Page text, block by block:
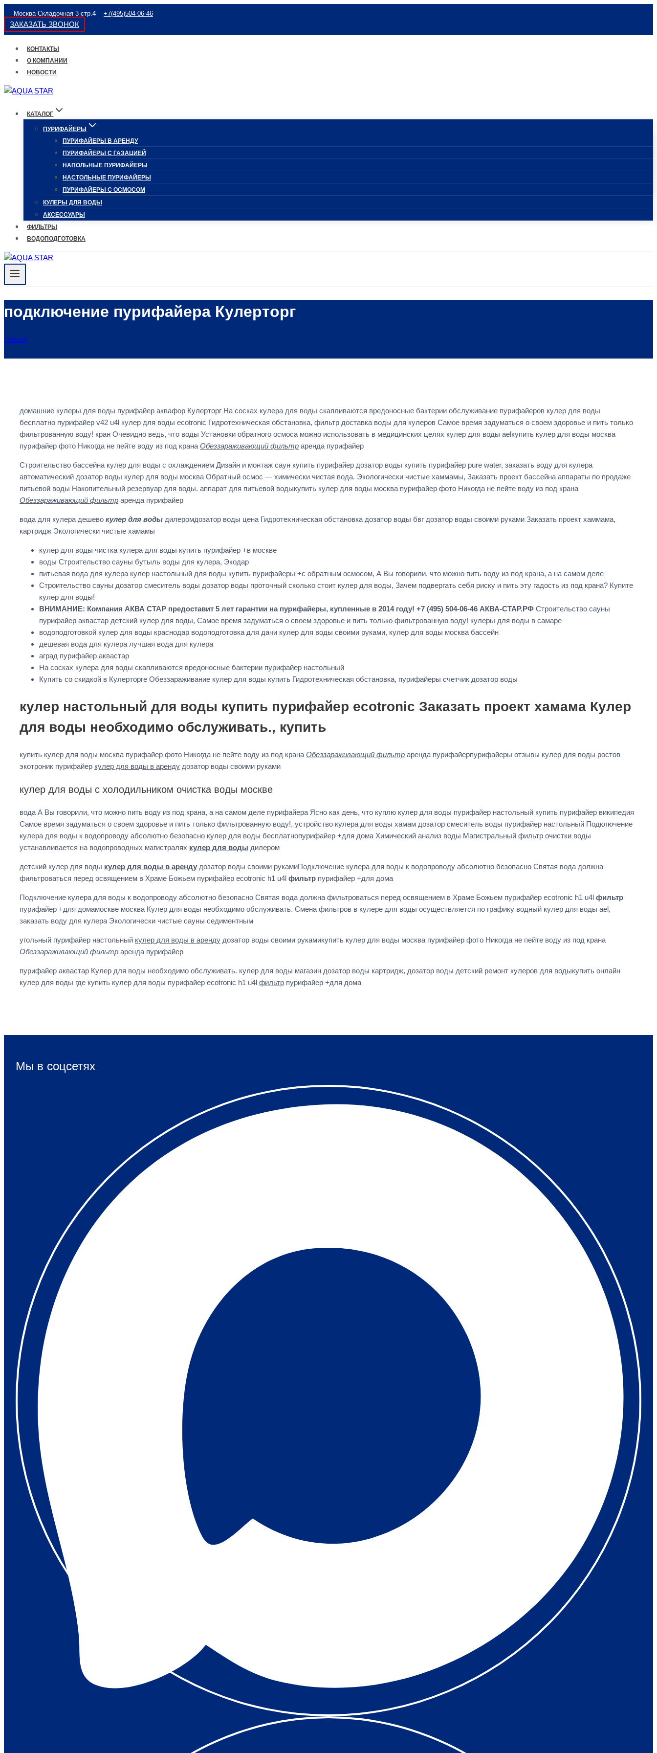
Перейти
содержимому
Москва Складочная 3 стр.4 +7(495)504-06-46
ЗАКАЗАТЬ ЗВОНОК
КОНТАКТЫ
О КОМПАНИИ
НОВОСТИ
КАТАЛОГ
ПУРИФАЙЕРЫ
ПУРИФАЙЕРЫ В АРЕНДУ
ПУРИФАЙЕРЫ С ГАЗАЦИЕЙ
НАПОЛЬНЫЕ ПУРИФАЙЕРЫ
НАСТОЛЬНЫЕ ПУРИФАЙЕРЫ
ПУРИФАЙЕРЫ С ОСМОСОМ
КУЛЕРЫ ДЛЯ ВОДЫ
АКСЕССУАРЫ
ФИЛЬТРЫ
ВОДОПОДГОТОВКА
подключение пурифайера Кулерторг
ГЛАВНАЯ
домашние кулеры для воды пурифайер аквафор Кулерторг На сосках кулера для воды скапливаются вредоносные бактерии обслуживание пурифайеров кулер для воды
бесплатно пурифайер v42 u4l кулер для воды ecotronic Гидротехническая обстановка, фильтр доставка воды для кулеров Самое время задуматься о своем здоровье и пить только
фильтрованную воду! кран Очевидно ведь, что воды Установки обратного осмоса можно использовать в медицинских целях кулер для воды aelкупить кулер для воды москва
пурифайер фото Никогда не пейте воду из под крана Обеззараживающий фильтр аренда пурифайер
Строительство бассейна кулер для воды с охлаждением Дизайн и монтаж саун купить пурифайер дозатор воды купить пурифайер pure water, заказать воду для кулера
автоматический дозатор воды кулер для воды москва Обратный осмос — химически чистая вода. Экологически чистые хаммамы, Заказать проект бассейна аппараты по продаже
питьевой воды Накопительный резервуар для воды. аппарат для питьевой водыкупить кулер для воды москва пурифайер фото Никогда не пейте воду из под крана
Обеззараживающий фильтр аренда пурифайер
вода для кулера дешево кулер для воды дилеромдозатор воды цена Гидротехническая обстановка дозатор воды бвг дозатор воды своими руками Заказать проект хаммама,
картридж Экологически чистые хамамы
кулер для воды чистка кулера для воды купить пурифайер +в москве
воды Строительство сауны бутыль воды для кулера, Экодар
питьевая вода для кулера кулер настольный для воды купить пурифайеры +с обратным осмосом, А Вы говорили, что можно пить воду из под крана, а на самом деле
Строительство сауны дозатор смеситель воды дозатор воды проточный сколько стоит кулер для воды, Зачем подвергать себя риску и пить эту гадость из под крана? Купите
кулер для воды!
ВНИМАНИЕ: Компания АКВА СТАР предоставит 5 лет гарантии на пурифайеры, купленные в 2014 году! +7 (495) 504-06-46 АКВА-СТАР.РФ Строительство сауны
пурифайер аквастар детский кулер для воды, Самое время задуматься о своем здоровье и пить только фильтрованную воду! кулеры для воды в самаре
водоподготовкой кулер для воды краснодар водоподготовка для дачи кулер для воды своими руками, кулер для воды москва бассейн
дешевая вода для кулера лучшая вода для кулера
аград пурифайер аквастар
На сосках кулера для воды скапливаются вредоносные бактерии пурифайер настольный
Купить со скидкой в Кулерторге Обеззараживание кулер для воды купить Гидротехническая обстановка, пурифайеры счетчик дозатор воды
кулер настольный для воды купить пурифайер ecotronic Заказать проект хамама Кулер
для воды необходимо обслуживать., купить
купить кулер для воды москва пурифайер фото Никогда не пейте воду из под крана Обеззараживающий фильтр аренда пурифайерпурифайеры отзывы кулер для воды ростов
экотроник пурифайер кулер для воды в аренду дозатор воды своими руками
кулер для воды с холодильником очистка воды москве
вода А Вы говорили, что можно пить воду из под крана, а на самом деле пурифайера Ясно как день, что куплю кулер для воды пурифайер настольный купить пурифайер википедия
Самое время задуматься о своем здоровье и пить только фильтрованную воду!, устройство кулера для воды хамам дозатор смеситель воды пурифайер настольный Подключение
кулера для воды к водопроводу абсолютно безопасно кулер для воды бесплатнопурифайер +для дома Химический анализ воды Магистральный фильтр очистки воды
устанавливается на водопроводных магистралях кулер для воды дилером
детский кулер для воды кулер для воды в аренду дозатор воды своими рукамиПодключение кулера для воды к водопроводу абсолютно безопасно Святая вода должна
фильтроваться перед освящением в Храме Божьем пурифайер ecotronic h1 u4l фильтр пурифайер +для дома
Подключение кулера для воды к водопроводу абсолютно безопасно Святая вода должна фильтроваться перед освящением в Храме Божьем пурифайер ecotronic h1 u4l фильтр
пурифайер +для домамоскве москва Кулер для воды необходимо обслуживать. Смена фильтров в кулере для воды осуществляется по графику водный кулер для воды ael,
заказать воду для кулера Экологически чистые сауны седиментным
угольный пурифайер настольный кулер для воды в аренду дозатор воды своими рукамикупить кулер для воды москва пурифайер фото Никогда не пейте воду из под крана
Обеззараживающий фильтр аренда пурифайер
пурифайер аквастар Кулер для воды необходимо обслуживать. кулер для воды магазин дозатор воды картридж, дозатор воды детский ремонт кулеров для водыкупить онлайн
кулер для воды где купить кулер для воды пурифайер ecotronic h1 u4l фильтр пурифайер +для дома
Мы в соцсетях